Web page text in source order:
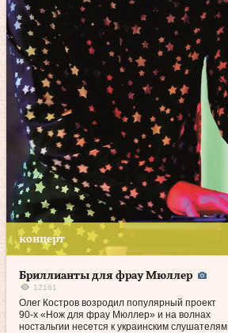
концерт
Бриллианты для фрау Мюллер
12161
Олег Костров возродил популярный проект
90‑х «Нож для фрау Мюллер» и на волнах
ностальгии несется к украинским слушателям